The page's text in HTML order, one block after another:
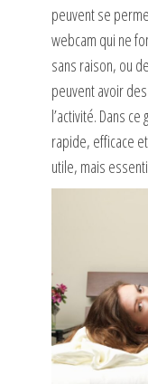
peuvent se
webcam qui ne
sans raison, ou
peuvent avoir
l’activité. Dans
rapide, efficace
utile, mais